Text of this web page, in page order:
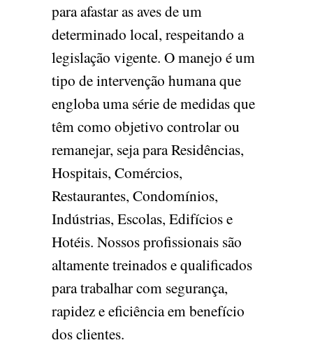
para afastar as aves de um
determinado local, respeitando a
legislação vigente. O manejo é um
tipo de intervenção humana que
engloba uma série de medidas que
têm como objetivo controlar ou
remanejar, seja para Residências,
Hospitais, Comércios,
Restaurantes, Condomínios,
Indústrias, Escolas, Edifícios e
Hotéis. Nossos profissionais são
altamente treinados e qualificados
para trabalhar com segurança,
rapidez e eficiência em benefício
dos clientes.